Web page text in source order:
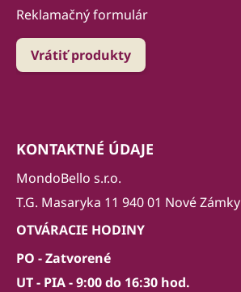
Reklamačný formulár
Vrátiť produkty
KONTAKTNÉ ÚDAJE
MondoBello s.r.o.
T.G. Masaryka 11 940 01 Nové Zámky
OTVÁRACIE HODINY
PO - Zatvorené
UT - PIA - 9:00 do 16:30 hod.